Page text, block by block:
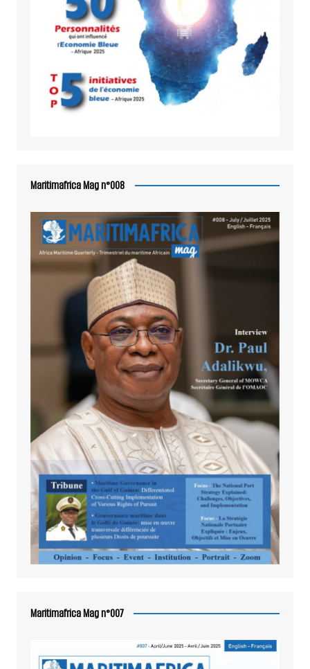
Maritimafrica Mag n°008
Maritimafrica Mag n°007